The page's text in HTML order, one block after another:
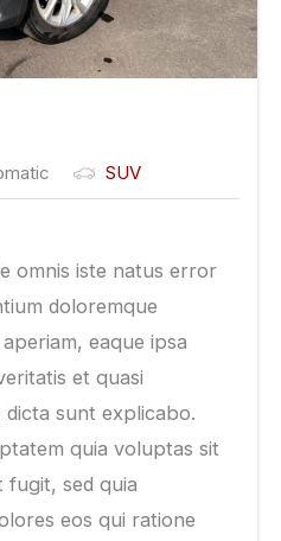
SUV
omnis iste natus error
doloremque
eaque ipsa
et quasi
sunt explicabo.
quia voluptas sit
sed quia
eos qui ratione